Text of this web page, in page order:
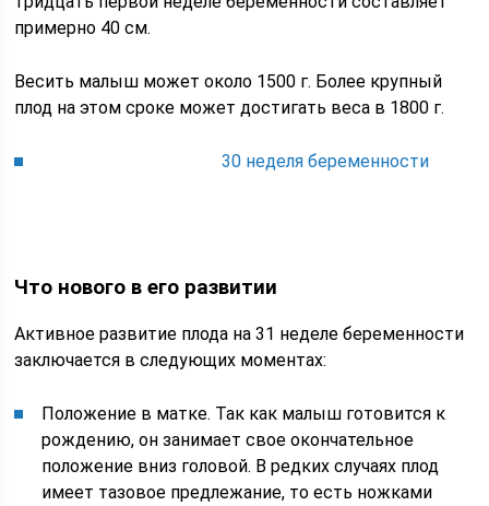
примерно 40 см.
Весить малыш может около 1500 г. Более крупный
плод на этом сроке может достигать веса в 1800 г.
30 неделя беременности
Что нового в его развитии
Активное развитие плода на 31 неделе беременности
заключается в следующих моментах:
Положение в матке. Так как малыш готовится к
рождению, он занимает свое окончательное
положение вниз головой. В редких случаях плод
имеет тазовое предлежание, то есть ножками